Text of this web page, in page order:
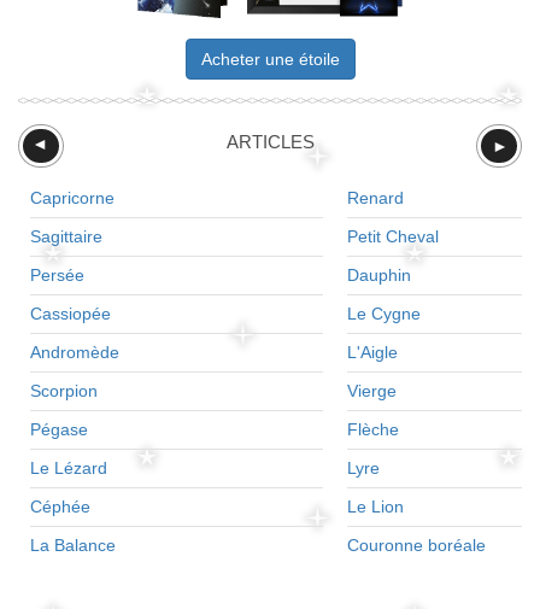
Acheter une étoile
ARTICLES ►
►
Capricorne
Sagittaire
Persée
Cassiopée
Andromède
Scorpion
Pégase
Le Lézard
Céphée
La Balance
Renard
Petit Cheval
Dauphin
Le Cygne
L'Aigle
Vierge
Flèche
Lyre
Le Lion
Couronne boréale